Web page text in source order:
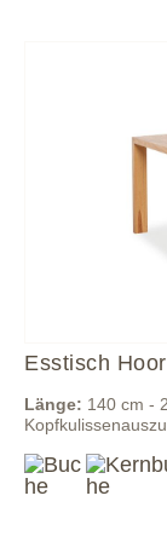
Esstisch
Länge: 140 cm -